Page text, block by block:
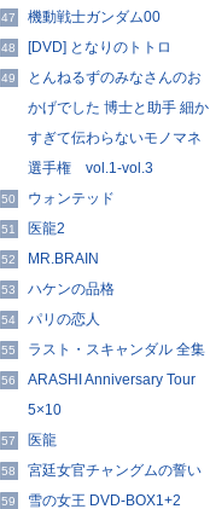
47 機動戦士ガンダム00
48 [DVD] となりのトトロ
49
とんねるずのみなさんのお
かげでした 博士と助手 細か
すぎて伝わらないモノマネ
選手権 vol.1-vol.3
50 ウォンテッド
51 医龍2
52 MR.BRAIN
53 ハケンの品格
54 パリの恋人
55 ラスト・スキャンダル 全集
56
ARASHI Anniversary Tour
5×10
57 医龍
58 宮廷女官チャングムの誓い
59 雪の女王 DVD-BOX1+2